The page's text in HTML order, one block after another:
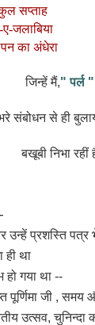
सप्ताह
ए-जलाबिया
का अंधेरा
जिन्हें मैं," पर्ल "
संबोधन से ही
बखूबी निभा रहीं
प्रशस्ति पत्र
था
हो गया था --
पूर्णिमा जी ,
उत्सव,